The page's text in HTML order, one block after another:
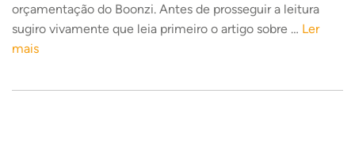
orçamentação do Boonzi. Antes de prosseguir a leitura
sugiro vivamente que leia primeiro o artigo sobre … Ler
mais